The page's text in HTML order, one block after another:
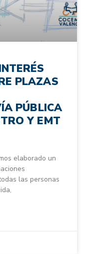
PLAZAS
PÚBLICA
Y EMT
elaborado un
las personas